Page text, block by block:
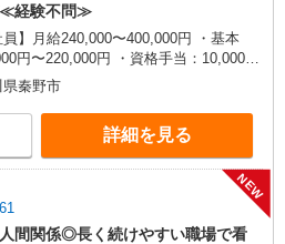
≪経験不問≫
員】月給240,000〜400,000円 ・基本
円〜220,000円 ・資格手当：10,000〜
役職手当：10,000〜70,000円 ・処遇改
〜60,000円（勤続年数、保有資格
） ・固定残業手当：20,000円（10時
残業時間を超過する場合には超過勤務
別途支給 ・夜勤手当：10,000円/1回
症介護基礎研修 ・初任者研修 ・実務
護福祉士 など
秦野市
詳細を見る
NEW
間関係◎長く続けやすい職場で看